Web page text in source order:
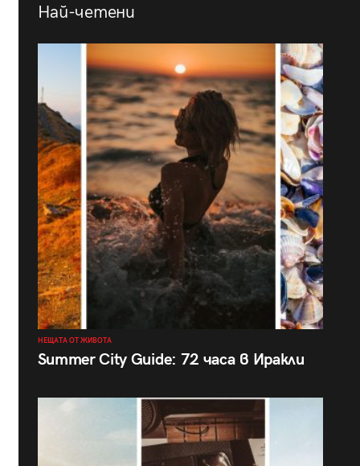
Най-четени
НЕЩАТА ОТ ЖИВОТА
Summer City Guide: 72 часа в Иракли